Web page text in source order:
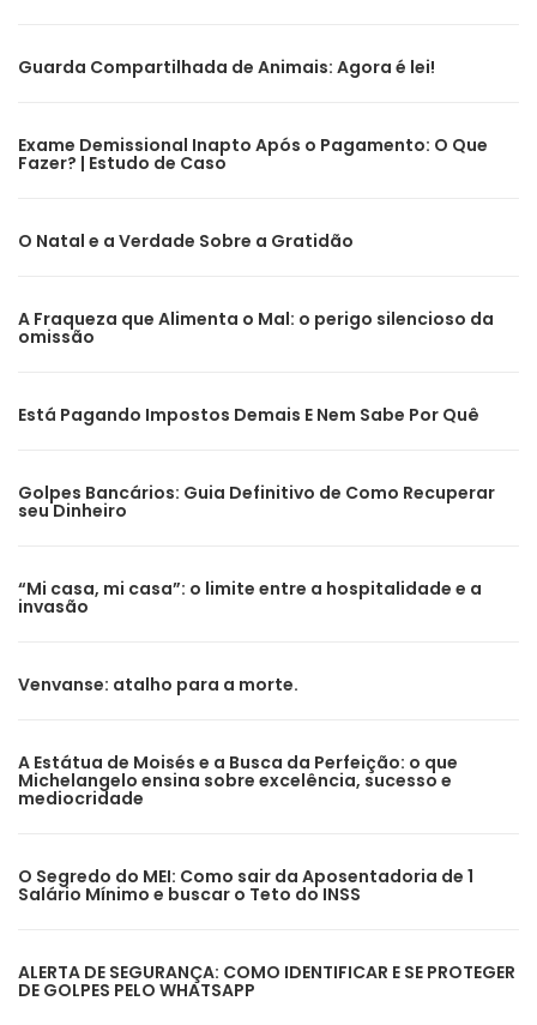
Guarda Compartilhada de Animais: Agora é lei!
Exame Demissional Inapto Após o Pagamento: O Que
Fazer? | Estudo de Caso
O Natal e a Verdade Sobre a Gratidão
A Fraqueza que Alimenta o Mal: o perigo silencioso da
omissão
Está Pagando Impostos Demais E Nem Sabe Por Quê
Golpes Bancários: Guia Definitivo de Como Recuperar
seu Dinheiro
“Mi casa, mi casa”: o limite entre a hospitalidade e a
invasão
Venvanse: atalho para a morte.
A Estátua de Moisés e a Busca da Perfeição: o que
Michelangelo ensina sobre excelência, sucesso e
mediocridade
O Segredo do MEI: Como sair da Aposentadoria de 1
Salário Mínimo e buscar o Teto do INSS
ALERTA DE SEGURANÇA: COMO IDENTIFICAR E SE PROTEGER
DE GOLPES PELO WHATSAPP